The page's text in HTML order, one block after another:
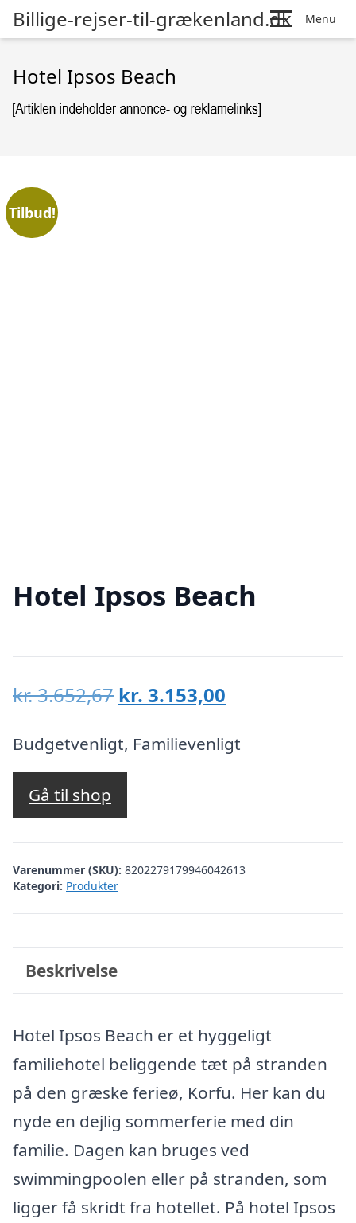
Billige-rejser-til-grækenland.dk Menu
Hotel Ipsos Beach
Tilbud!
Hotel Ipsos Beach
kr.3.652,67 Den
pris
var:
kr. 3.153,00
pris
Budgetvenligt, Familievenligt
Gå til shop
Varenummer (SKU): 8202279179946042613
Kategori: Produkter
Beskrivelse
Hotel Ipsos Beach er et hyggeligt
familiehotel beliggende tæt på stranden
på den græske ferieø, Korfu. Her kan du
nyde en dejlig sommerferie med din
familie. Dagen kan bruges ved
swimmingpoolen eller på stranden, som
ligger få skridt fra hotellet. På hotel Ipsos